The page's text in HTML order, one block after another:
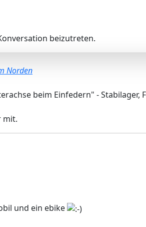
beizutreten.
Norden
beim Einfedern" -
mit.
und ein ebike